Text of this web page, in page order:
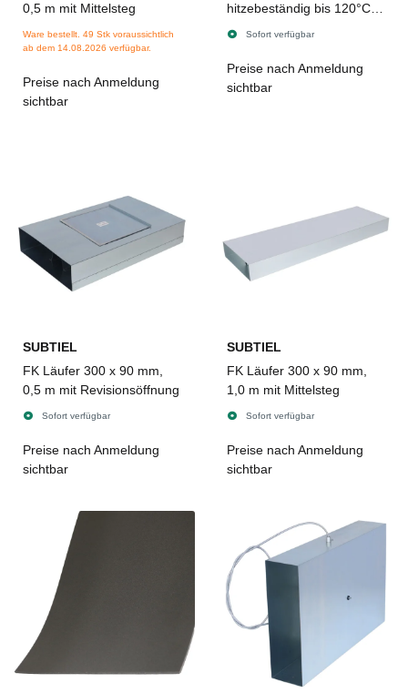
0,5 m mit Mittelsteg
Ware bestellt. 49 Stk voraussichtlich
ab dem 14.08.2026 verfügbar.
Preise nach Anmeldung
sichtbar
hitzebeständig bis 120°C,
45-m-Rolle, Breite 50 mm
Sofort verfügbar
Preise nach Anmeldung
sichtbar
SUBTIEL
FK Läufer 300 x 90 mm,
0,5 m mit Revisionsöffnung
Sofort verfügbar
Preise nach Anmeldung
sichtbar
SUBTIEL
FK Läufer 300 x 90 mm,
1,0 m mit Mittelsteg
Sofort verfügbar
Preise nach Anmeldung
sichtbar